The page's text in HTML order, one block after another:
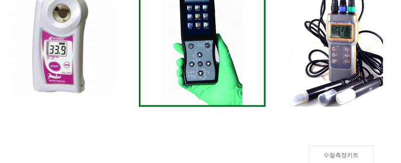
ATAGO 굴절계(과산화수소) PAL-39S(0~50%)
474,000
휴게실,위생관리전용,요리,제과점,전용,ATP측
정기/국민건강공단/ATP-20
1,540,000
다항목측정기,수질측정기,TDS측정기,수질염도
계/AZ-8603,AZ8603
473,000
수질측정키트